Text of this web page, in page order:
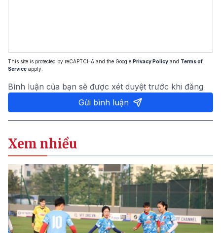
This site is protected by reCAPTCHA and the Google Privacy Policy and Terms of
Service apply.
Bình luận của bạn sẽ được xét duyệt trước khi đăng
Gửi bình luận
Xem nhiều